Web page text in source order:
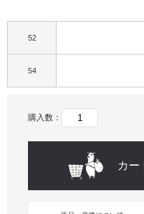
52
54
購入数：